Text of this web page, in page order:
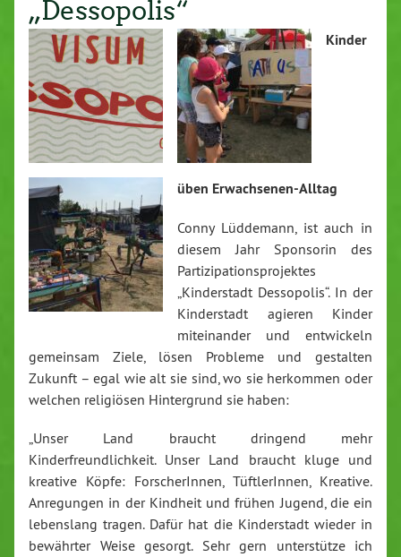
„Dessopolis“
Kinder
üben Erwachsenen-Alltag
Conny Lüddemann, ist auch in
diesem Jahr Sponsorin des
Partizipationsprojektes
„Kinderstadt Dessopolis“. In der
Kinderstadt agieren Kinder
miteinander und entwickeln
gemeinsam Ziele, lösen Probleme und gestalten
Zukunft – egal wie alt sie sind, wo sie herkommen oder
welchen religiösen Hintergrund sie haben:
„Unser Land braucht dringend mehr
Kinderfreundlichkeit. Unser Land braucht kluge und
kreative Köpfe: ForscherInnen, TüftlerInnen, Kreative.
Anregungen in der Kindheit und frühen Jugend, die ein
lebenslang tragen. Dafür hat die Kinderstadt wieder in
bewährter Weise gesorgt. Sehr gern unterstütze ich